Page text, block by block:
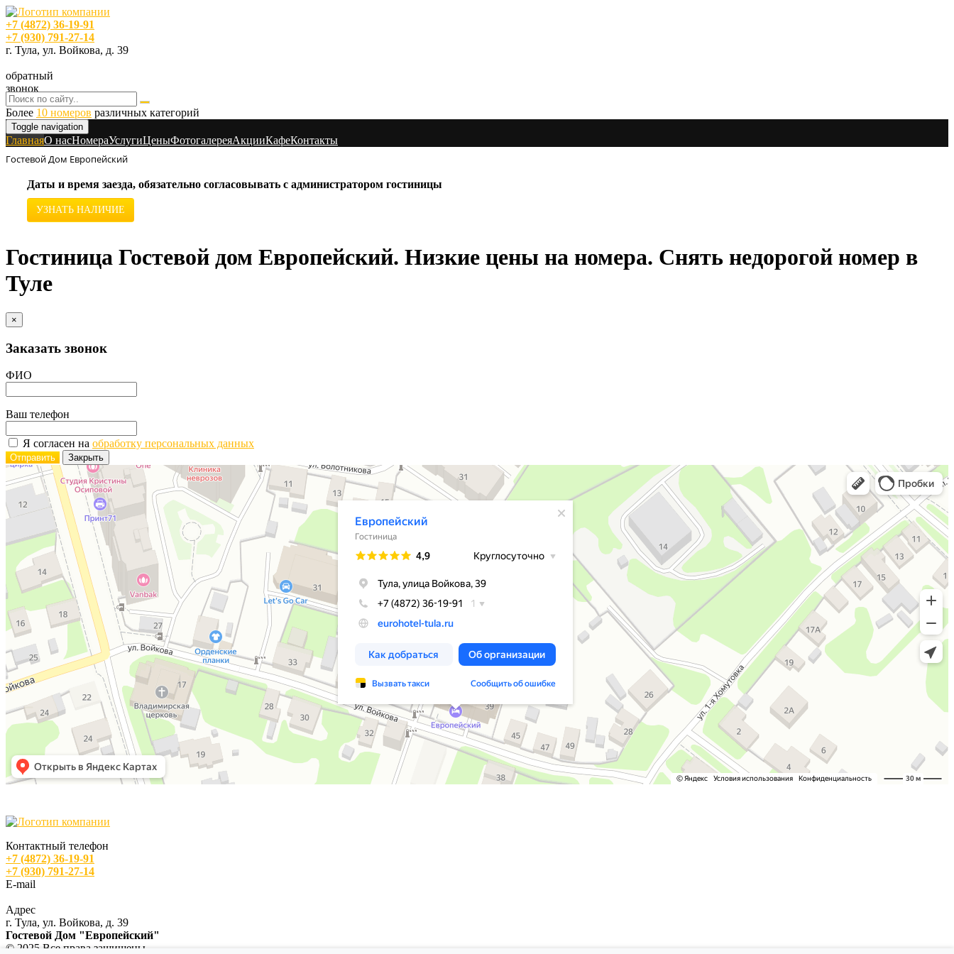
+7 (4872) 36-19-91
+7 (930) 791-27-14
г. Тула, ул. Войкова, д. 39
обратный
звонок
Более 10 номеров различных категорий
Toggle navigation
ГлавнаяO насНомераУслугиЦеныФотогалереяАкцииКафеКонтакты
Гостевой Дом Европейский
Даты и время заезда, обязательно согласовывать с администратором гостиницы
УЗНАТЬ НАЛИЧИЕ
Гостиница Гостевой дом Европейский. Низкие цены на номера. Снять недорогой номер в
Туле
×
Заказать звонок
ФИО
Ваш телефон
Я согласен на обработку персональных данных
Отправить Закрыть
Контактный телефон
+7 (4872) 36-19-91
+7 (930) 791-27-14
E-mail
Адрес
г. Тула, ул. Войкова, д. 39
Гостевой Дом "Европейский"
© 2025 Все права защищены